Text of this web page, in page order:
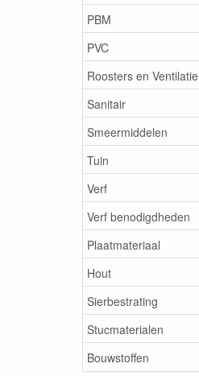
PBM
PVC
Roosters en Ventilatie
Sanitair
Smeermiddelen
Tuin
Verf
Verf benodigdheden
Plaatmateriaal
Hout
Sierbestrating
Stucmaterialen
Bouwstoffen